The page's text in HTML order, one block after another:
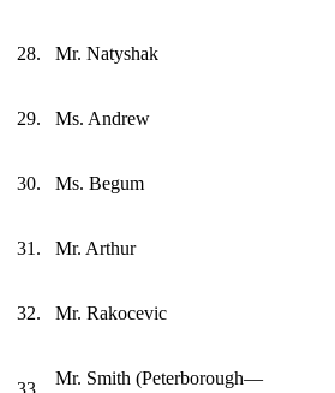
28. Mr. Natyshak
29. Ms. Andrew
30. Ms. Begum
31. Mr. Arthur
32. Mr. Rakocevic
33.
Mr. Smith (Peterborough—